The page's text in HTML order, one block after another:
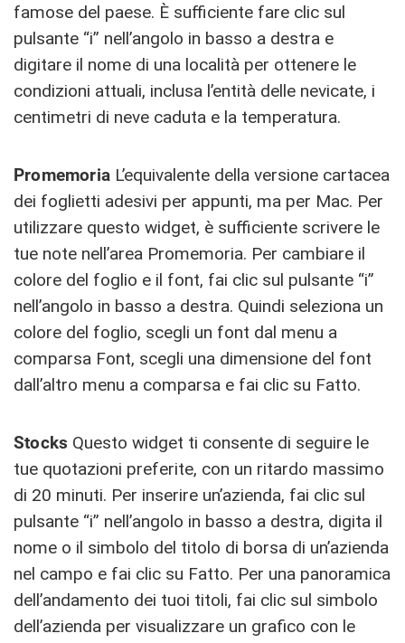
famose del paese. È sufficiente fare clic sul
pulsante “i” nell’angolo in basso a destra e
digitare il nome di una località per ottenere le
condizioni attuali, inclusa l’entità delle nevicate, i
centimetri di neve caduta e la temperatura.
Promemoria L’equivalente della versione cartacea
dei foglietti adesivi per appunti, ma per Mac. Per
utilizzare questo widget, è sufficiente scrivere le
tue note nell’area Promemoria. Per cambiare il
colore del foglio e il font, fai clic sul pulsante “i”
nell’angolo in basso a destra. Quindi seleziona un
colore del foglio, scegli un font dal menu a
comparsa Font, scegli una dimensione del font
dall’altro menu a comparsa e fai clic su Fatto.
Stocks Questo widget ti consente di seguire le
tue quotazioni preferite, con un ritardo massimo
di 20 minuti. Per inserire un’azienda, fai clic sul
pulsante “i” nell’angolo in basso a destra, digita il
nome o il simbolo del titolo di borsa di un’azienda
nel campo e fai clic su Fatto. Per una panoramica
dell’andamento dei tuoi titoli, fai clic sul simbolo
dell’azienda per visualizzare un grafico con le